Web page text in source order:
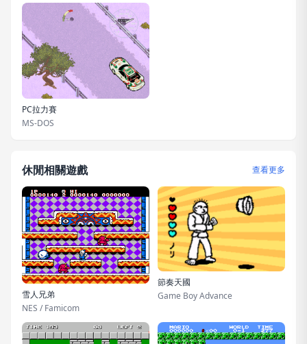
PC拉力賽
MS-DOS
休閒相關遊戲 查看更多
雪人兄弟
NES / Famicom
節奏天國
Game Boy Advance